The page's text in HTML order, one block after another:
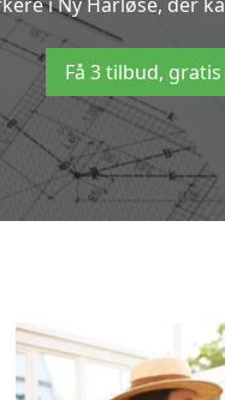
Få 3 tilbud,